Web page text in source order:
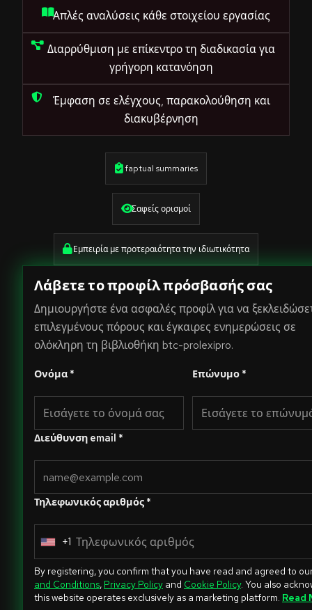
Απλές αναλύσεις κάθε στοιχείου εργασίας
Διαρρύθμιση με επίκεντρο τη διαδικασία για
γρήγορη κατανόηση
Έμφαση σε ελέγχους, παρακολούθηση και
διακυβέρνηση
faptual summaries
Σαφείς ορισμοί
Εμπειρία με προτεραιότητα την ιδιωτικότητα
Λάβετε το προφίλ πρόσβασής σας
Δημιουργήστε ένα ασφαλές προφίλ για να
επιλεγμένους πόρους και έγκαιρες ενημερώσεις σε
ολόκληρη τη βιβλιοθήκη btc-prolexipro.
Ονόμα * Επώνυμο *
Διεύθυνση email *
Τηλεφωνικός αριθμός *
U
i
t
+1
By registering, you confirm that you have read and agreed to
and Conditions, Privacy Policy and Cookie Policy. You also
this website operates exclusively as a marketing platform. Read